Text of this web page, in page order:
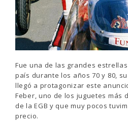
Fue una de las grandes
país durante los años 70 y 80,
llegó a protagonizar este
Feber, uno de los juguetes más
de la EGB y que muy pocos
precio.